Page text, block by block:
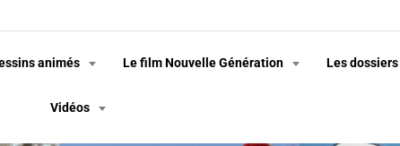
animés Le film Nouvelle Génération Les dossiers
Vidéos